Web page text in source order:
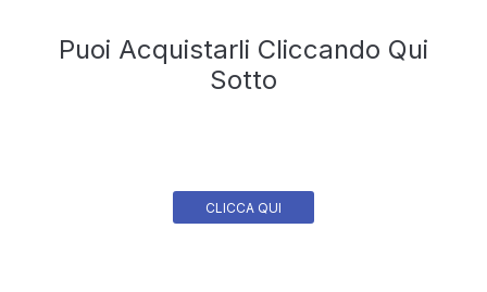
Puoi Acquistarli Cliccando Qui
Sotto
CLICCA QUI